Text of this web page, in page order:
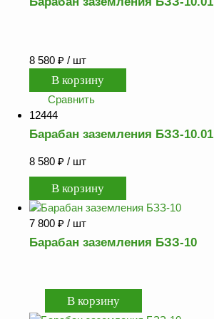
ФЖУ
Рукава, шланги и
техпластина МБС
Соединительная
арматура
заземления
автоцистерн и
комплектующие
Продукция НПП
СЕНСОР
Эксплуатационное
оборудование
8 580 ₽ / шт
Сравнить
12444
Барабан заземления БЗЗ-10.01
8 580 ₽ / шт
7 800 ₽ / шт
Барабан заземления БЗЗ-10